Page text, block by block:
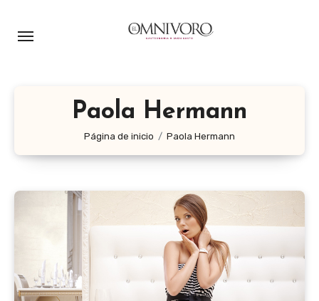
Paola Hermann
Página de inicio Paola Hermann